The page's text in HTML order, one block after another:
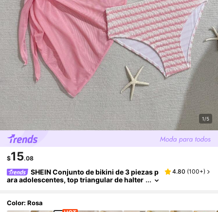
1/5
$15.08
SHEIN Conjunto de bikini de 3 piezas p
ara adolescentes, top triangular de halter
dar, vacaciones, verano
4.80 (100+)
Color: Rosa